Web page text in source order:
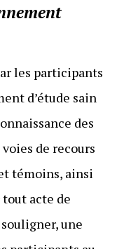
les participants
d’étude sain
des
de recours
témoins, ainsi
acte de
une